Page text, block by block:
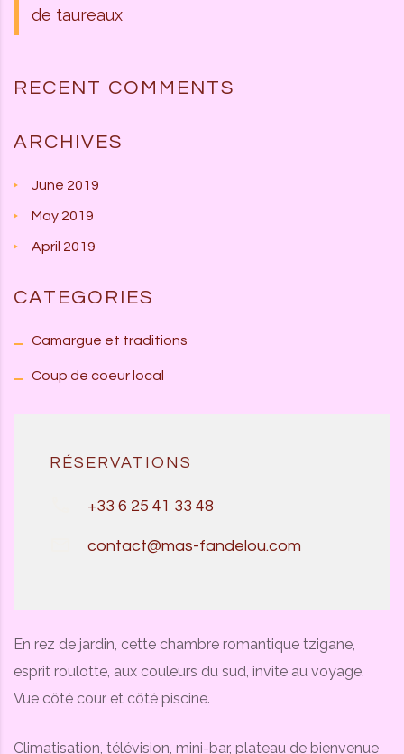
En rez de jardin, cette chambre romantique tzigane,
esprit roulotte, aux couleurs du sud, invite au voyage.
Vue côté cour et côté piscine.
Climatisation, télévision, mini-bar, plateau de bienvenue
de taureaux
RECENT COMMENTS
ARCHIVES
June 2019
May 2019
April 2019
CATEGORIES
Camargue et traditions
Coup de coeur local
RÉSERVATIONS
+33 6 25 41 33 48
contact@mas-fandelou.com